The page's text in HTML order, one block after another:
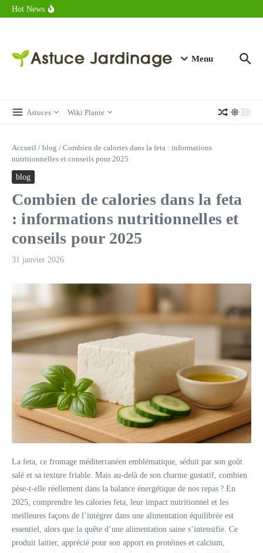
Aller au contenu
Hot News
Combien de calories dans un croque monsieur en 2025 ?
Menu
Astuces Wiki Plante
Accueil / blog / Combien de calories dans la feta : informations
nutritionnelles et conseils pour 2025
blog
Combien de calories dans la feta
: informations nutritionnelles et
conseils pour 2025
31 janvier 2026
La feta, ce fromage méditerranéen emblématique, séduit par son goût
salé et sa texture friable. Mais au-delà de son charme gustatif, combien
pèse-t-elle réellement dans la balance énergétique de nos repas ? En
2025, comprendre les calories feta, leur impact nutritionnel et les
meilleures façons de l’intégrer dans une alimentation équilibrée est
essentiel, alors que la quête d’une alimentation saine s’intensifie. Ce
produit laitier, apprécié pour son apport en protéines et calcium,